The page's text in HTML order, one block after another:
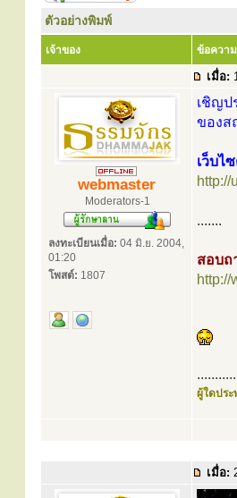
ตัวอย่างพิมพ์
เจ้าของ ข้อความ
เมื่อ:
webmaster
Moderators-1
ลงทะเบียนเมื่อ: 04 มิ.ย. 2004,
01:20
โพสต์: 1807
เชิญป
ของส
เว็บไ
http://
.......
สอบถ
http://
ผู้ใดปร
เมื่อ: